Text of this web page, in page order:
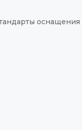
оснащения